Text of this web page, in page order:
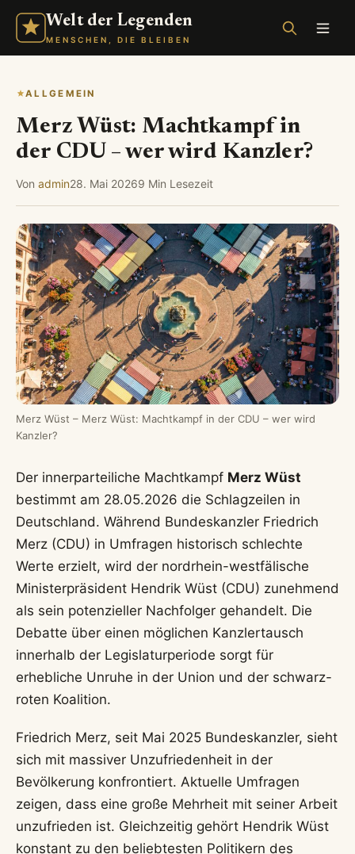
Welt der Legenden
MENSCHEN, DIE BLEIBEN
ALLGEMEIN
Merz Wüst: Machtkampf in
der CDU – wer wird Kanzler?
Von admin28. Mai 20269 Min Lesezeit
Merz Wüst – Merz Wüst: Machtkampf in der CDU – wer wird
Kanzler?
Der innerparteiliche Machtkampf Merz Wüst
bestimmt am 28.05.2026 die Schlagzeilen in
Deutschland. Während Bundeskanzler Friedrich
Merz (CDU) in Umfragen historisch schlechte
Werte erzielt, wird der nordrhein-westfälische
Ministerpräsident Hendrik Wüst (CDU) zunehmend
als sein potenzieller Nachfolger gehandelt. Die
Debatte über einen möglichen Kanzlertausch
innerhalb der Legislaturperiode sorgt für
erhebliche Unruhe in der Union und der schwarz-
roten Koalition.
Friedrich Merz, seit Mai 2025 Bundeskanzler, sieht
sich mit massiver Unzufriedenheit in der
Bevölkerung konfrontiert. Aktuelle Umfragen
zeigen, dass eine große Mehrheit mit seiner Arbeit
unzufrieden ist. Gleichzeitig gehört Hendrik Wüst
konstant zu den beliebtesten Politikern des